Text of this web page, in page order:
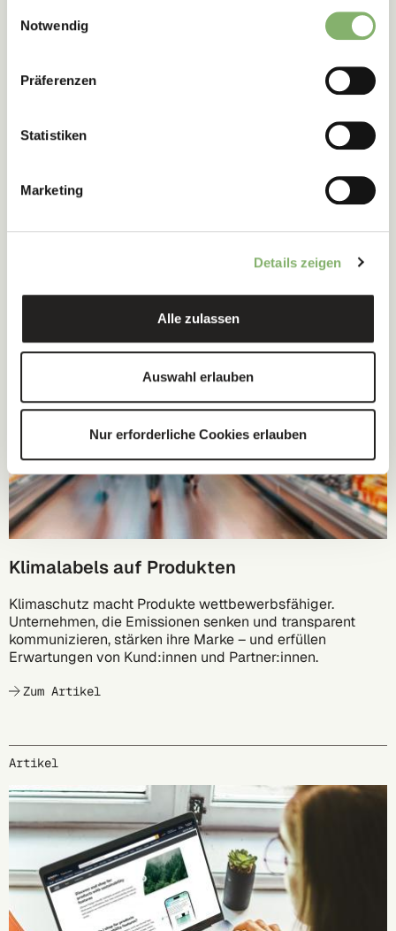
Notwendig
Präferenzen
Statistiken
Marketing
Details zeigen
Alle zulassen
Auswahl erlauben
Nur erforderliche Cookies erlauben
Net Zero ist Ziel vieler Unternehmen – aber was steckt
das konkret in der Umsetzung?
Artikel
Klimalabels auf Produkten
Klimaschutz macht Produkte wettbewerbsfähiger.
Unternehmen, die Emissionen senken und transparent
kommunizieren, stärken ihre Marke – und erfüllen
Erwartungen von Kund:innen und Partner:innen.
Zum Artikel
Artikel